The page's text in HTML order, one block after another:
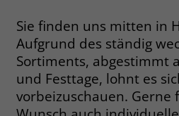
Sie finden uns mitten in
Aufgrund des ständig
Sortiments, abgestimmt
und Festtage, lohnt es
vorbeizuschauen. Gerne
Laufzeit 1 Monat
Zweck
Behält die
zum Cookie Opt-
Zweck
Microsoft Clarity
um die
zu speichern